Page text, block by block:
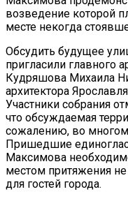
возведение которой
месте некогда
Обсудить будущее
пригласили главного
Кудряшова Михаила
архитектора
Участники собрания
что обсуждаемая
сожалению, во многом
Пришедшие
Максимова
местом притяжения
для гостей города.